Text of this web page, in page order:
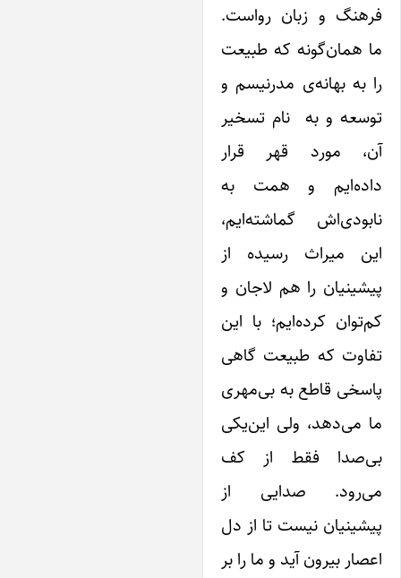
و زبان رواست.
همان‌گونه که طبیعت
به بهانه‌ی مدرنیسم و
و به نام تسخیر
مورد قهر قرار
و همت به
گماشته‌ایم،
میراث رسیده از
را هم لاجان و
کرده‌ایم؛ با این
که طبیعت گاهی
قاطع به بی‌مهری
می‌دهد، ولی این‌یکی
فقط از کف
صدایی از
نیست تا از دل
بیرون آید و ما را بر